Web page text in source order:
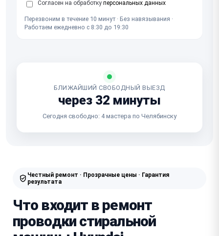
Согласен на обработку персональных данных
Перезвоним в течение 10 минут · Без навязывания ·
Работаем ежедневно с 8:30 до 19:30
БЛИЖАЙШИЙ СВОБОДНЫЙ ВЫЕЗД
через 32 минуты
Сегодня свободно: 4 мастера по Челябинску
Честный ремонт · Прозрачные цены · Гарантия
результата
Что входит в ремонт
проводки стиральной